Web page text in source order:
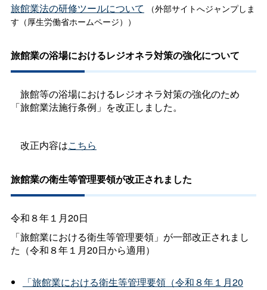
旅館業法の研修ツールについて
（外部サイトへジャンプしま
す（厚生労働省ホームページ））
旅館業の浴場におけるレジオネラ対策の強化について
旅館等の浴場におけるレジオネラ対策の強化のため
「旅館業法施行条例」を改正しました。
改正内容はこちら
旅館業の衛生等管理要領が改正されました
令和８年１月20日
「旅館業における衛生等管理要領」が一部改正されまし
た（令和８年１月20日から適用）
「旅館業における衛生等管理要領（令和８年１月20